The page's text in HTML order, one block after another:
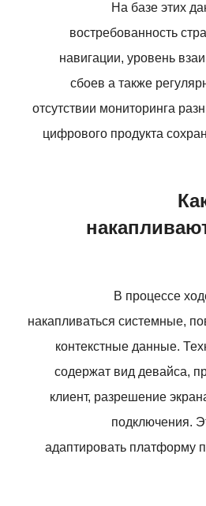
На базе этих
востребованность
навигации, уровень
сбоев а также
отсутствии мониторинга
цифрового продукта
В процессе
накапливаться системные,
контекстные данные.
содержат вид девайса,
клиент, разрешение
подключения.
адаптировать платформу